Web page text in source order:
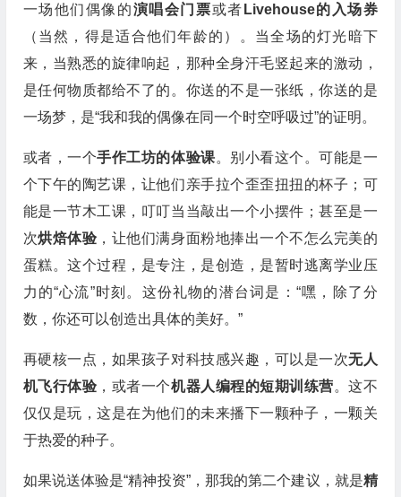
一场他们偶像的演唱会门票或者 Livehouse的入场券
（当然，得是适合他们年龄的）。当全场的灯光暗下
来，当熟悉的旋律响起，那种全身汗毛竖起来的激动，
是任何物质都给不了的。你送的不是一张纸，你送的是
一场梦，是“我和我的偶像在同一个时空呼吸过”的证明。
或者，一个手作工坊的体验课。别小看这个。可能是一
个下午的陶艺课，让他们亲手拉个歪歪扭扭的杯子；可
能是一节木工课，叮叮当当敲出一个小摆件；甚至是一
次烘焙体验 ，让他们满身面粉地捧出一个不怎么完美的
蛋糕。这个过程，是专注，是创造，是暂时逃离学业压
力的“心流”时刻。这份礼物的潜台词是：“嘿，除了分
数，你还可以创造出具体的美好。”
再硬核一点，如果孩子对科技感兴趣，可以是一次无人
机飞行体验 ，或者一个机器人编程的短期训练营。这不
仅仅是玩，这是在为他们的未来播下一颗种子，一颗关
于热爱的种子。
如果说送体验是“精神投资”，那我的第二个建议，就是精